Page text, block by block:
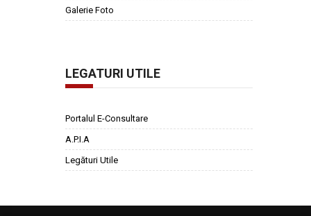
Galerie Foto
LEGATURI UTILE
Portalul E-Consultare
A.P.I.A
Legături Utile